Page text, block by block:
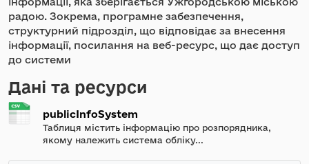
радою. Зокрема, програмне забезпечення,
структурний підрозділ, що відповідає за внесення
інформації, посилання на веб-ресурс, що дає доступ
до системи
Дані та ресурси
publicInfoSystem
Таблиця містить інформацію про розпорядника,
якому належить система обліку...